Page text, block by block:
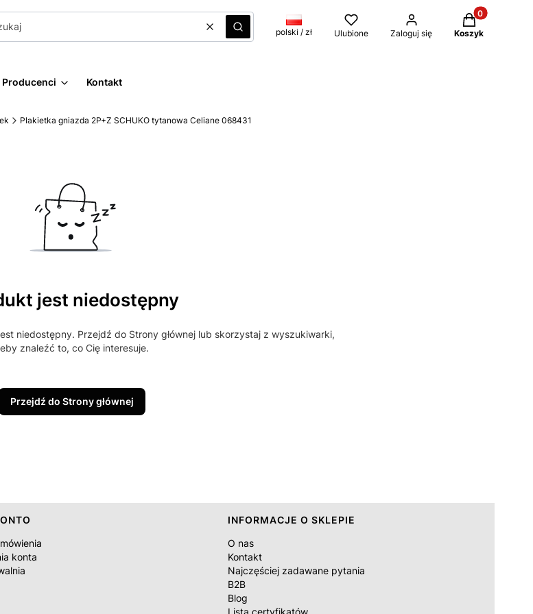
WyczyśćSzukaj polski / zł Ulubione Zaloguj się
Produkty w
Koszyk
Producenci Kontakt
Plakietka gniazda 2P+Z SCHUKO tytanowa Celiane 068431
jest niedostępny
niedostępny. Przejdź do Strony głównej lub skorzystaj z wyszukiwarki,
znaleźć to, co Cię interesuje.
Przejdź do Strony głównej
konta
INFORMACJE O SKLEPIE
O nas
Kontakt
Najczęściej zadawane pytania
B2B
Blog
Lista certyfikatów